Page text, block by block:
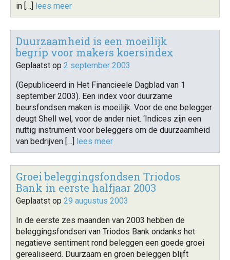
in […] lees meer
Duurzaamheid is een moeilijk
begrip voor makers koersindex
Geplaatst op 2 september 2003
(Gepubliceerd in Het Financieele Dagblad van 1
september 2003). Een index voor duurzame
beursfondsen maken is moeilijk. Voor de ene belegger
deugt Shell wel, voor de ander niet. ‘Indices zijn een
nuttig instrument voor beleggers om de duurzaamheid
van bedrijven […] lees meer
Groei beleggingsfondsen Triodos
Bank in eerste halfjaar 2003
Geplaatst op 29 augustus 2003
In de eerste zes maanden van 2003 hebben de
beleggingsfondsen van Triodos Bank ondanks het
negatieve sentiment rond beleggen een goede groei
gerealiseerd. Duurzaam en groen beleggen blijft